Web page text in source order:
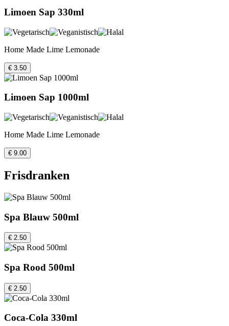
Limoen Sap 330ml
Home Made Lime Lemonade
€ 3.50
Limoen Sap 1000ml
Home Made Lime Lemonade
€ 9.00
Frisdranken
Spa Blauw 500ml
€ 2.50
Spa Rood 500ml
€ 2.50
Coca-Cola 330ml